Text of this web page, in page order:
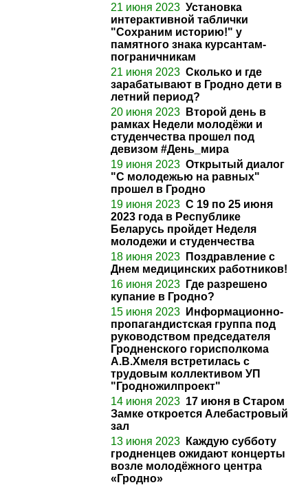
21 июня 2023 Установка
интерактивной таблички
"Сохраним историю!" у
памятного знака курсантам-
пограничникам
21 июня 2023 Сколько и где
зарабатывают в Гродно дети в
летний период?
20 июня 2023
Второй день в
рамках Недели молодёжи и
студенчества прошел под
девизом #День_мира
19 июня 2023 Открытый диалог
"С молодежью на равных"
прошел в Гродно
19 июня 2023 С 19 по 25 июня
2023 года в Республике
Беларусь пройдет Неделя
молодежи и студенчества
18 июня 2023
Поздравление с
Днем медицинских работников!
16 июня 2023
Где разрешено
купание в Гродно?
15 июня 2023
Информационно-
пропагандистская группа под
руководством председателя
Гродненского горисполкома
А.В.Хмеля встретилась с
трудовым коллективом УП
"Гродножилпроект"
14 июня 2023 17 июня в Старом
Замке откроется Алебастровый
зал
13 июня 2023
Каждую субботу
гродненцев ожидают концерты
возле молодёжного центра
«Гродно»